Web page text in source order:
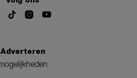
Adverteren